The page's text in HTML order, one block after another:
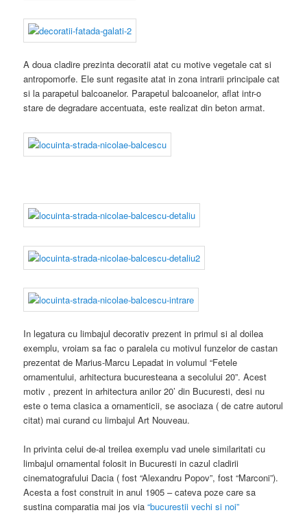
A doua cladire prezinta decoratii atat cu motive vegetale cat si
antropomorfe. Ele sunt regasite atat in zona intrarii principale cat
si la parapetul balcoanelor. Parapetul balcoanelor, aflat intr-o
stare de degradare accentuata, este realizat din beton armat.
In legatura cu limbajul decorativ prezent in primul si al doilea
exemplu, vroiam sa fac o paralela cu motivul funzelor de castan
prezentat de Marius-Marcu Lepadat in volumul “Fetele
ornamentului, arhitectura bucuresteana a secolului 20”. Acest
motiv , prezent in arhitectura anilor 20’ din Bucuresti, desi nu
este o tema clasica a ornamenticii, se asociaza ( de catre autorul
citat) mai curand cu limbajul Art Nouveau.
In privinta celui de-al treilea exemplu vad unele similaritati cu
limbajul ornamental folosit in Bucuresti in cazul cladirii
cinematografului Dacia ( fost “Alexandru Popov”, fost “Marconi”).
Acesta a fost construit in anul 1905 – cateva poze care sa
sustina comparatia mai jos via“bucurestii vechi si noi”